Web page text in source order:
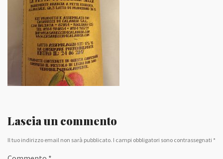
Lascia un commento
Il tuo indirizzo email non sarà pubblicato. I campi obbligatori sono contrassegnati *